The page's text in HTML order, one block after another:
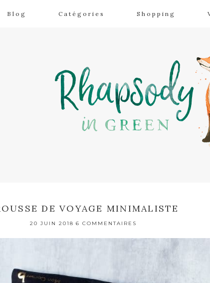
Blog Catégories Shopping
DE VOYAGE MINIMALISTE
20 JUIN 2018 6 COMMENTAIRES